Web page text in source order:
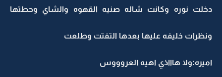
دخلت نوره وكانت شاله صنيه القهوه والشاي وحطتها
ونظرات خليفه عليها بعدها التفتت وطلعت
اميره:ولا هاااذي اهيه العروووس